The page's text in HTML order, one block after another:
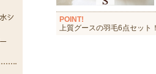
POINT!
上質グースの羽毛6点セット